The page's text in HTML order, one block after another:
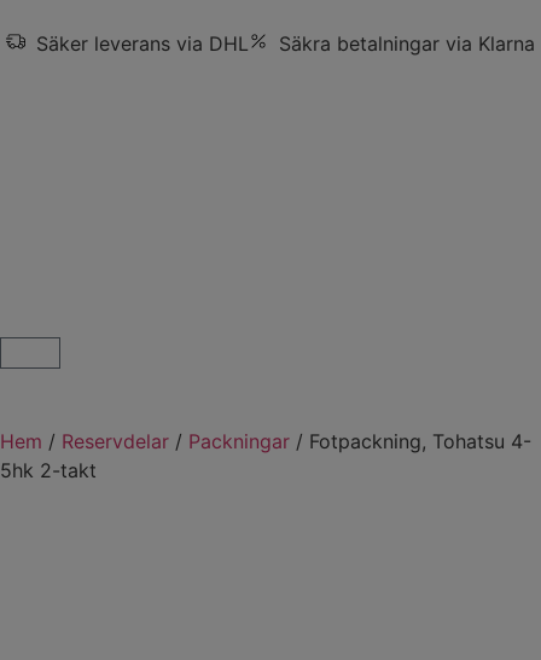
Säker leverans via DHL Säkra betalningar via Klarna
Hem / Reservdelar / Packningar / Fotpackning, Tohatsu 4-
5hk 2-takt